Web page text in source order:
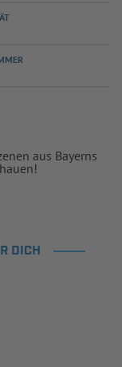
aus Bayerns
DICH